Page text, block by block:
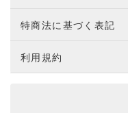
特商法に基づく表記
利用規約